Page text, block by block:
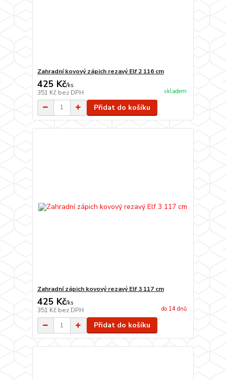
Zahradní kovový zápich rezavý Elf 2 116 cm
425 Kč/ks
351 Kč bez DPH skladem
Přidat do košíku
Zahradní zápich kovový rezavý Elf 3 117 cm
425 Kč/ks
351 Kč bez DPH do 14 dnů
Přidat do košíku